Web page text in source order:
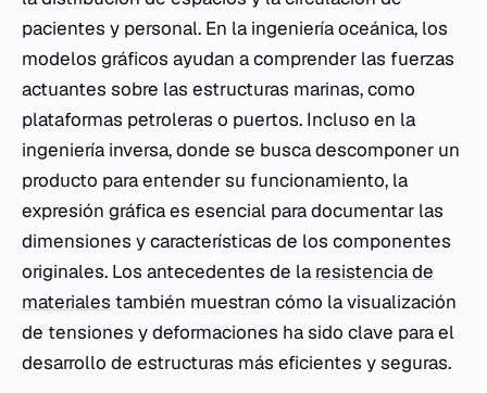
pacientes y personal. En la ingeniería oceánica, los
modelos gráficos ayudan a comprender las fuerzas
actuantes sobre las estructuras marinas, como
plataformas petroleras o puertos. Incluso en la
ingeniería inversa, donde se busca descomponer un
producto para entender su funcionamiento, la
expresión gráfica es esencial para documentar las
dimensiones y características de los componentes
originales. Los antecedentes de la resistencia de
materiales también muestran cómo la visualización
de tensiones y deformaciones ha sido clave para el
desarrollo de estructuras más eficientes y seguras.